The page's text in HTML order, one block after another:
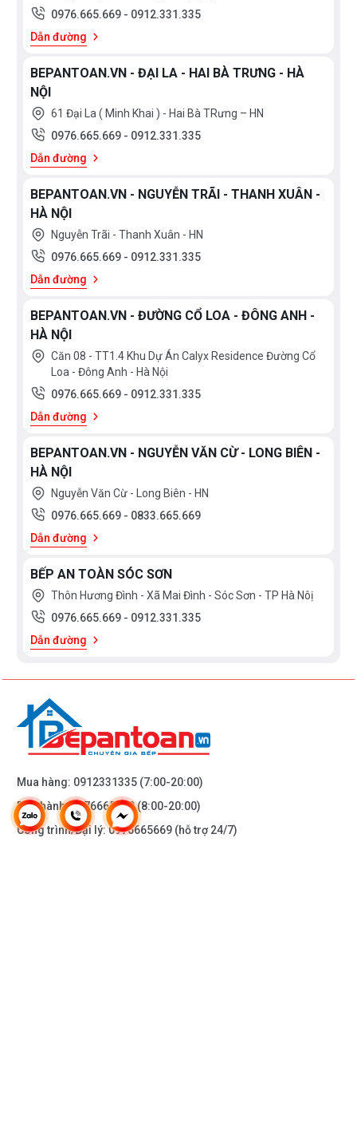
0976.665.669 - 0912.331.335
Dẫn đường
BEPANTOAN.VN - ĐẠI LA - HAI BÀ TRƯNG - HÀ
NỘI
61 Đại La ( Minh Khai ) - Hai Bà TRưng – HN
0976.665.669 - 0912.331.335
Dẫn đường
BEPANTOAN.VN - NGUYỄN TRÃI - THANH XUÂN -
HÀ NỘI
Nguyễn Trãi - Thanh Xuân - HN
0976.665.669 - 0912.331.335
Dẫn đường
BEPANTOAN.VN - ĐƯỜNG CỔ LOA - ĐÔNG ANH -
HÀ NỘI
Căn 08 - TT1.4 Khu Dự Án Calyx Residence Đường Cổ
Loa - Đông Anh - Hà Nội
0976.665.669 - 0912.331.335
Dẫn đường
BEPANTOAN.VN - NGUYỄN VĂN CỪ - LONG BIÊN -
HÀ NỘI
Nguyễn Văn Cừ - Long Biên - HN
0976.665.669 - 0833.665.669
Dẫn đường
BẾP AN TOÀN SÓC SƠN
Thôn Hương Đình - Xã Mai Đình - Sóc Sơn - TP Hà Nôị
0976.665.669 - 0912.331.335
Dẫn đường
Mua hàng: 0912331335 (7:00-20:00)
Bảo hành:0976665669(8:00-20:00)
Công trình/Đại lý:0976665669 (hỗ trợ 24/7)